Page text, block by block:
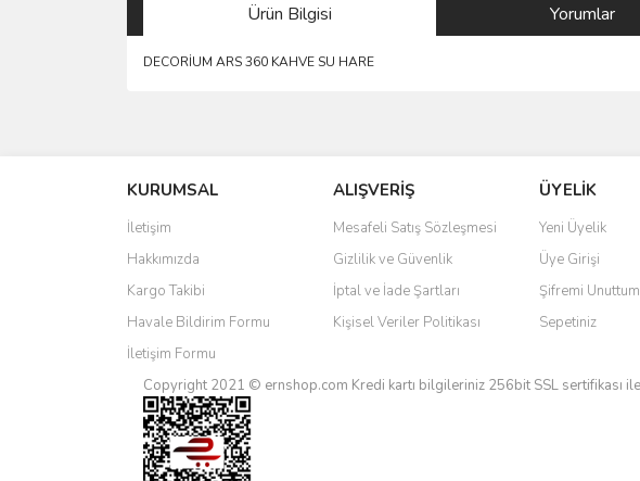
Ürün Bilgisi Yorumlar
DECORİUM ARS 360 KAHVE SU HARE
Ürün resmi kalitesiz, bozuk veya görüntülenemiyor.
Ürün açıklamasında eksik bilgiler bulunuyor.
Ürün bilgilerinde hatalar bulunuyor.
Ürün fiyatı diğer sitelerden daha pahalı.
Bu ürüne benzer farklı alternatifler olmalı.
KURUMSAL
İletişim
Hakkımızda
Kargo Takibi
Havale Bildirim Formu
İletişim Formu
ALIŞVERİŞ
Mesafeli Satış Sözleşmesi
Gizlilik ve Güvenlik
İptal ve İade Şartları
Kişisel Veriler Politikası
ÜYELİK
Yeni Üyelik
Üye Girişi
Şifremi Unuttum
Sepetiniz
Copyright 2021 © ernshop.com Kredi kartı bilgileriniz 256bit SSL sertifikası